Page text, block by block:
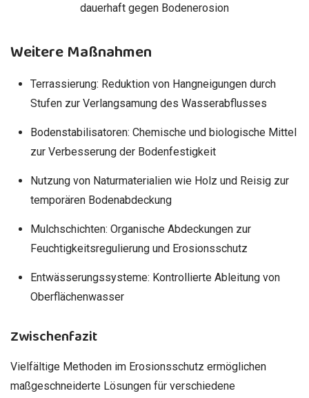
dauerhaft gegen Bodenerosion
Weitere Maßnahmen
Terrassierung: Reduktion von Hangneigungen durch
Stufen zur Verlangsamung des Wasserabflusses
Bodenstabilisatoren: Chemische und biologische Mittel
zur Verbesserung der Bodenfestigkeit
Nutzung von Naturmaterialien wie Holz und Reisig zur
temporären Bodenabdeckung
Mulchschichten: Organische Abdeckungen zur
Feuchtigkeitsregulierung und Erosionsschutz
Entwässerungssysteme: Kontrollierte Ableitung von
Oberflächenwasser
Zwischenfazit
Vielfältige Methoden im Erosionsschutz ermöglichen
maßgeschneiderte Lösungen für verschiedene